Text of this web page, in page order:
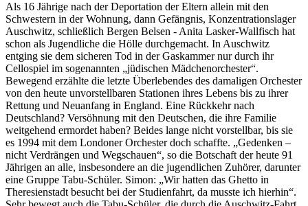
Als 16 Jährige nach der Deportation der Eltern allein mit den
Schwestern in der Wohnung, dann Gefängnis, Konzentrationslager
Auschwitz, schließlich Bergen Belsen - Anita Lasker-Wallfisch hat
schon als Jugendliche die Hölle durchgemacht. In Auschwitz
entging sie dem sicheren Tod in der Gaskammer nur durch ihr
Cellospiel im sogenannten „jüdischen Mädchenorchester“.
Bewegend erzählte die letzte Überlebendes des damaligen Orchester
von den heute unvorstellbaren Stationen ihres Lebens bis zu ihrer
Rettung und Neuanfang in England. Eine Rückkehr nach
Deutschland? Versöhnung mit den Deutschen, die ihre Familie
weitgehend ermordet haben? Beides lange nicht vorstellbar, bis sie
es 1994 mit dem Londoner Orchester doch schaffte. „Gedenken –
nicht Verdrängen und Wegschauen“, so die Botschaft der heute 91
Jährigen an alle, insbesondere an die jugendlichen Zuhörer, darunter
eine Gruppe Tabu-Schüler. Simon: „Wir hatten das Ghetto in
Theresienstadt besucht bei der Studienfahrt, da musste ich hierhin“.